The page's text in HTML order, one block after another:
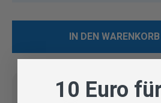
IN DEN WARENKORB
10 Euro